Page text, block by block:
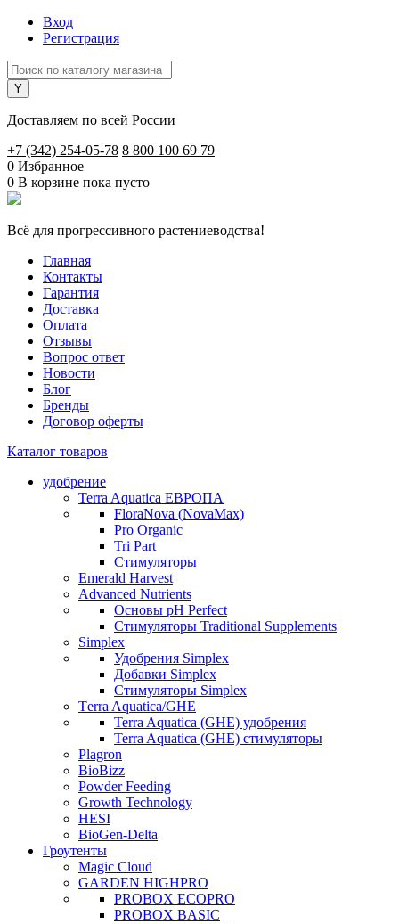
Вход
Регистрация
Доставляем по всей России
+7 (342) 254-05-78 8 800 100 69 79
0 Избранное
0 В корзине пока пусто
Всё для прогрессивного растениеводства!
Главная
Контакты
Гарантия
Доставка
Оплата
Отзывы
Вопрос ответ
Новости
Блог
Бренды
Договор оферты
Каталог товаров
удобрение
Terra Aquatica ЕВРОПА
FloraNova (NovaMax)
Pro Organic
Tri Part
Стимуляторы
Emerald Harvest
Advanced Nutrients
Основы pH Perfect
Стимуляторы Traditional Supplements
Simplex
Удобрения Simplex
Добавки Simplex
Стимуляторы Simplex
Тerra Aquatica/GHE
Terra Aquatica (GHE) удобрения
Terra Aquatica (GHE) стимуляторы
Plagron
BioBizz
Powder Feeding
Growth Technology
HESI
BioGen-Delta
Гроутенты
Magic Cloud
GARDEN HIGHPRO
PROBOX ECOPRO
PROBOX BASIC